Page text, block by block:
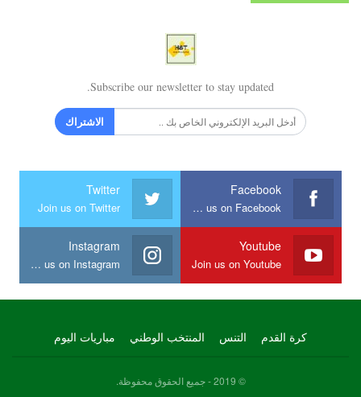
Subscribe our newsletter to stay updated.
الاشتراك
Facebook
Join us on Facebook
Twitter
Join us on Twitter
Youtube
Join us on Youtube
Instagram
Join us on Instagram
كرة القدم التنس المنتخب الوطني مباريات اليوم
© 2019 - جميع الحقوق محفوظة.